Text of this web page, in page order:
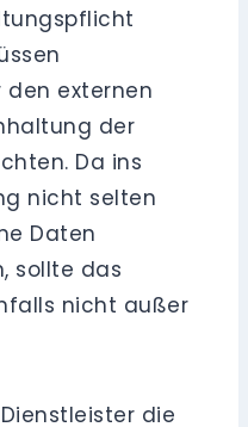
externen
der
Da ins
nicht selten
Daten
sollte das
nicht außer
die